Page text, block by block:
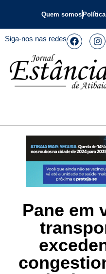
Quem somos
Siga-nos nas redes
Pane em